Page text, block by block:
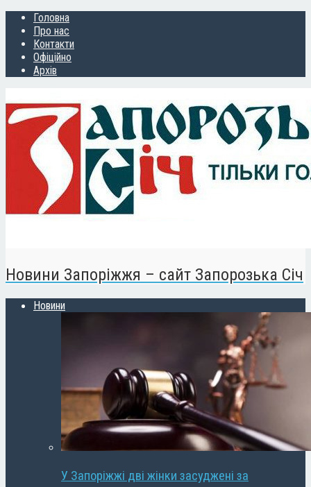
Головна
Про нас
Контакти
Офіційно
Архів
Новини Запоріжжя – сайт Запорозька Січ
Новини
У Запоріжжі дві жінки засуджені за